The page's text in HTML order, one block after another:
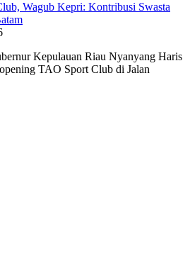
Wagub Kepri: Kontribusi Swasta
Kepulauan Riau Nyanyang Haris
TAO Sport Club di Jalan